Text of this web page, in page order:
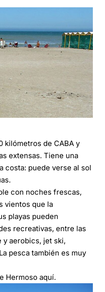
kilómetros de CABA y
extensas. Tiene una
costa: puede verse al sol
con noches frescas,
vientos que la
playas pueden
recreativas, entre las
y aerobics, jet ski,
pesca también es muy
Hermoso aquí.